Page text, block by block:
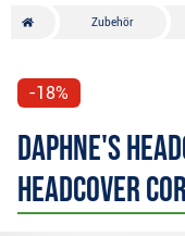
Zubehör
-18%
Daphne's
Headcover